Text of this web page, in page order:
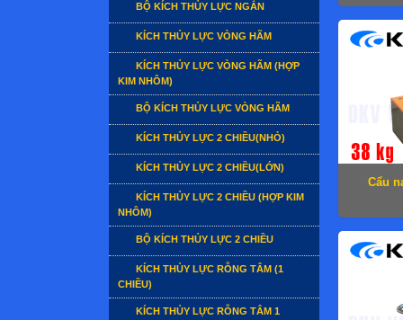
BỘ KÍCH THỦY LỰC NGẮN
KÍCH THỦY LỰC VÒNG HÃM
KÍCH THỦY LỰC VÒNG HÃM (HỢP
KIM NHÔM)
BỘ KÍCH THỦY LỰC VÒNG HÃM
KÍCH THỦY LỰC 2 CHIỀU(NHỎ)
KÍCH THỦY LỰC 2 CHIỀU(LỚN)
KÍCH THỦY LỰC 2 CHIỀU (HỢP KIM
NHÔM)
BỘ KÍCH THỦY LỰC 2 CHIỀU
KÍCH THỦY LỰC RỖNG TÂM (1
CHIỀU)
KÍCH THỦY LỰC RỖNG TÂM 1
Cẩu